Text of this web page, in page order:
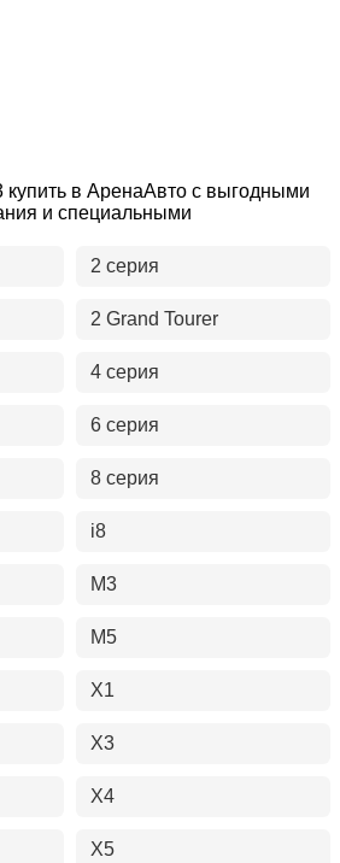
купить в АренаАвто с выгодными
и специальными
2 серия
2 Grand Tourer
4 серия
6 серия
8 серия
i8
M3
M5
X1
X3
X4
X5